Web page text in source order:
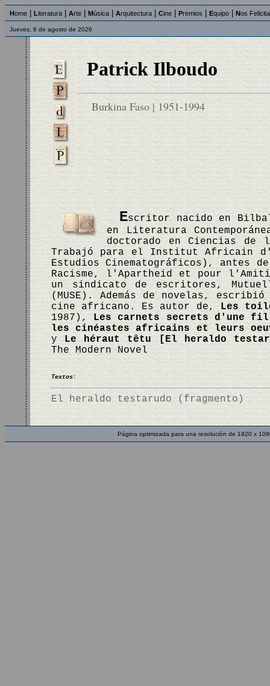
Home Literatura Arte Música Arquitectura Cine Premios Equipo Nos
Jueves, 6 de agosto de 2026
Patrick Ilboudo
Burkina Faso | 1951-1994
Escritor nacido en
en Literatura
doctorado en Ciencias de
Trabajó para el Institut Africain
Estudios Cinematográficos), antes
Racisme, l'Apartheid et pour
un sindicato de escritores,
(MUSE). Además de novelas,
cine africano. Es autor de, Les
1987), Les carnets secrets d'une
les cinéastes africains et leurs
yLe héraut têtu [El heraldo
The Modern Novel
Textos:
El heraldo testarudo (fragmento)
Página optimizada para una resolución de 1920 x